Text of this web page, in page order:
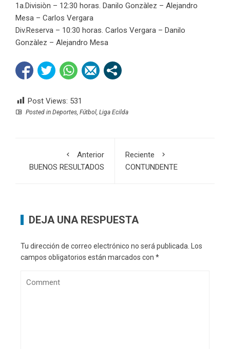
1a.Divisiòn – 12:30 horas. Danilo Gonzàlez – Alejandro
Mesa – Carlos Vergara
Div.Reserva – 10:30 horas. Carlos Vergara – Danilo
Gonzàlez – Alejandro Mesa
Post Views: 531
Posted in Deportes Fútbol Liga Ecilda
Anterior
BUENOS RESULTADOS
Reciente
CONTUNDENTE
DEJA UNA RESPUESTA
Tu dirección de correo electrónico no será publicada. Los
campos obligatorios están marcados con *